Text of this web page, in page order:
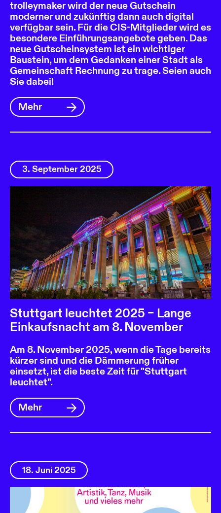
trolleymaker wird der neue Gutschein
moderner und zukünftig dann auch digital
verfügbar sein. Für die CIS-Mitglieder wird es
besondere Einführungsangebote geben. Das
neue Gutscheinsystem ist ein wichtiger
Baustein, um dem Gedanken einer Stadt als
Gemeinschaft Rechnung zu trage. Seien auch
Sie dabei!
Mehr
3. September 2025
Stuttgart leuchtet 2025 – Lange
Einkaufsnacht am 8. November
Am 8. November 2025, wenn die Tage bereits
kürzer sind und die Dämmerung früher
einsetzt, ist die beste Zeit für "Stuttgart
leuchtet".
Mehr
18. Juni 2025